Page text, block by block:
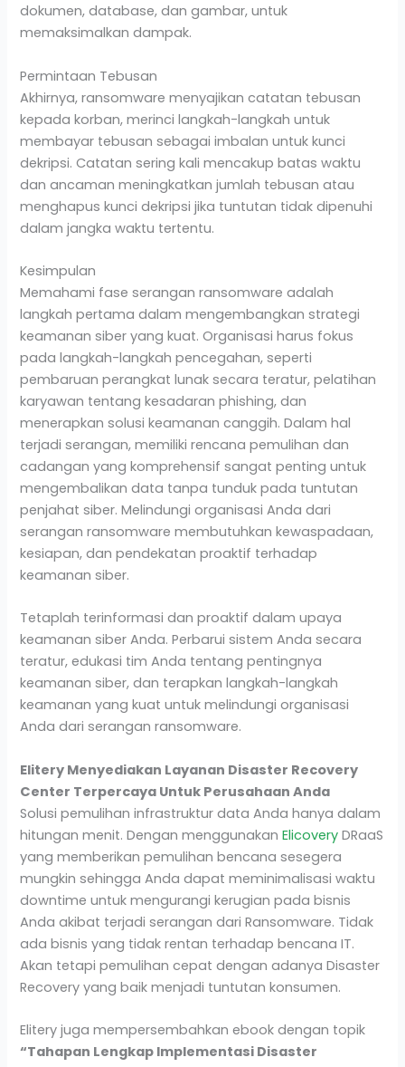
dokumen, database, dan gambar, untuk
memaksimalkan dampak.
Permintaan Tebusan
Akhirnya, ransomware menyajikan catatan tebusan
kepada korban, merinci langkah-langkah untuk
membayar tebusan sebagai imbalan untuk kunci
dekripsi. Catatan sering kali mencakup batas waktu
dan ancaman meningkatkan jumlah tebusan atau
menghapus kunci dekripsi jika tuntutan tidak dipenuhi
dalam jangka waktu tertentu.
Kesimpulan
Memahami fase serangan ransomware adalah
langkah pertama dalam mengembangkan strategi
keamanan siber yang kuat. Organisasi harus fokus
pada langkah-langkah pencegahan, seperti
pembaruan perangkat lunak secara teratur, pelatihan
karyawan tentang kesadaran phishing, dan
menerapkan solusi keamanan canggih. Dalam hal
terjadi serangan, memiliki rencana pemulihan dan
cadangan yang komprehensif sangat penting untuk
mengembalikan data tanpa tunduk pada tuntutan
penjahat siber. Melindungi organisasi Anda dari
serangan ransomware membutuhkan kewaspadaan,
kesiapan, dan pendekatan proaktif terhadap
keamanan siber.
Tetaplah terinformasi dan proaktif dalam upaya
keamanan siber Anda. Perbarui sistem Anda secara
teratur, edukasi tim Anda tentang pentingnya
keamanan siber, dan terapkan langkah-langkah
keamanan yang kuat untuk melindungi organisasi
Anda dari serangan ransomware.
Elitery Menyediakan Layanan Disaster Recovery
Center Terpercaya Untuk Perusahaan Anda
Solusi pemulihan infrastruktur data Anda hanya dalam
hitungan menit. Dengan menggunakanElicovery DRaaS
yang memberikan pemulihan bencana sesegera
mungkin sehingga Anda dapat meminimalisasi waktu
downtime untuk mengurangi kerugian pada bisnis
Anda akibat terjadi serangan dari Ransomware. Tidak
ada bisnis yang tidak rentan terhadap bencana IT.
Akan tetapi pemulihan cepat dengan adanya Disaster
Recovery yang baik menjadi tuntutan konsumen.
Elitery juga mempersembahkan ebook dengan topik
“Tahapan Lengkap Implementasi Disaster